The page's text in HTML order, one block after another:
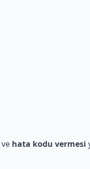
ve hata kodu vermesi